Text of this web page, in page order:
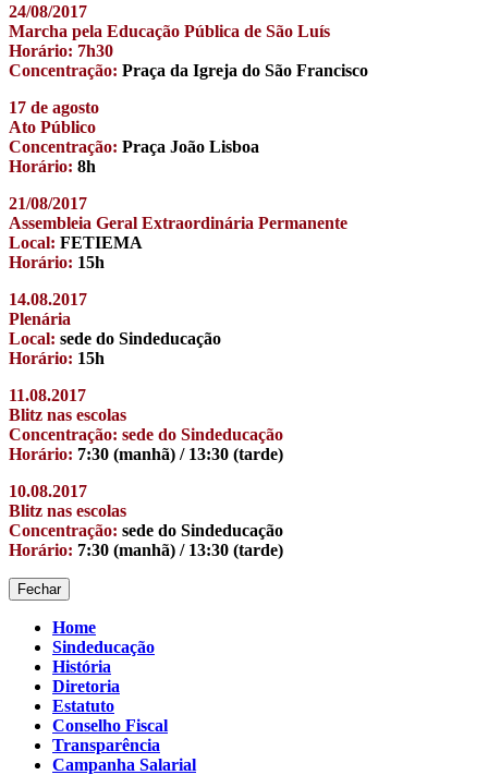
24/08/2017
Marcha pela Educação Pública de São Luís
Horário: 7h30
Concentração: Praça da Igreja do São Francisco
17 de agosto
Ato Público
Concentração: Praça João Lisboa
Horário: 8h
21/08/2017
Assembleia Geral Extraordinária Permanente
Local: FETIEMA
Horário: 15h
14.08.2017
Plenária
Local: sede do Sindeducação
Horário: 15h
11.08.2017
Blitz nas escolas
Concentração: sede do Sindeducação
Horário: 7:30 (manhã) / 13:30 (tarde)
10.08.2017
Blitz nas escolas
Concentração: sede do Sindeducação
Horário: 7:30 (manhã) / 13:30 (tarde)
Fechar
Home
Sindeducação
História
Diretoria
Estatuto
Conselho Fiscal
Transparência
Campanha Salarial